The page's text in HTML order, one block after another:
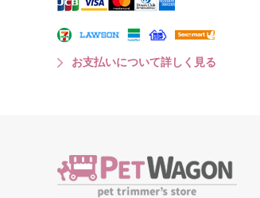
お支払いについて詳しく見る